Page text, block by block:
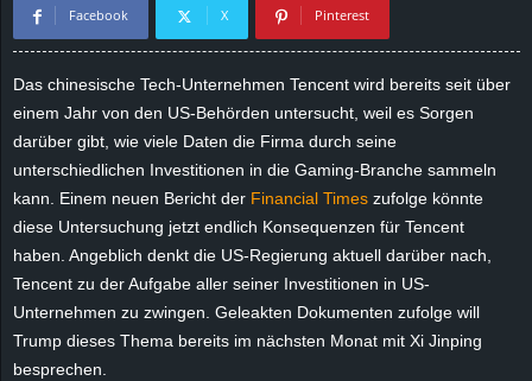
Facebook X Pinterest
Das chinesische Tech-Unternehmen Tencent wird bereits seit über
einem Jahr von den US-Behörden untersucht, weil es Sorgen
darüber gibt, wie viele Daten die Firma durch seine
unterschiedlichen Investitionen in die Gaming-Branche sammeln
kann. Einem neuen Bericht der Financial Times zufolge könnte
diese Untersuchung jetzt endlich Konsequenzen für Tencent
haben. Angeblich denkt die US-Regierung aktuell darüber nach,
Tencent zu der Aufgabe aller seiner Investitionen in US-
Unternehmen zu zwingen. Geleakten Dokumenten zufolge will
Trump dieses Thema bereits im nächsten Monat mit Xi Jinping
besprechen.